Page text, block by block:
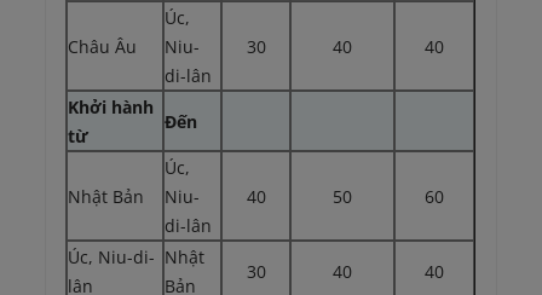
Châu Âu
Úc,
Niu-
di-lân
30 40 40
Khởi hành
từ
Đến
Nhật Bản
Úc,
Niu-
di-lân
40 50 60
Úc, Niu-di-
lân
Nhật
Bản
30 40 40